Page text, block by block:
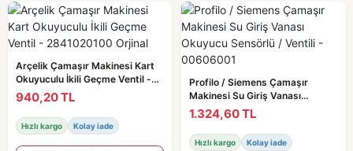
Arçelik Çamaşır Makinesi Kart
Okuyuculu İkili Geçme Ventil -
2841020100 Orjinal
940,20 TL
Hızlı kargo Kolay iade
Profilo / Siemens Çamaşır
Makinesi Su Giriş Vanası
Okuyucu Sensörlü / Ventili -
00606001
1.324,60 TL
Hızlı kargo Kolay iade